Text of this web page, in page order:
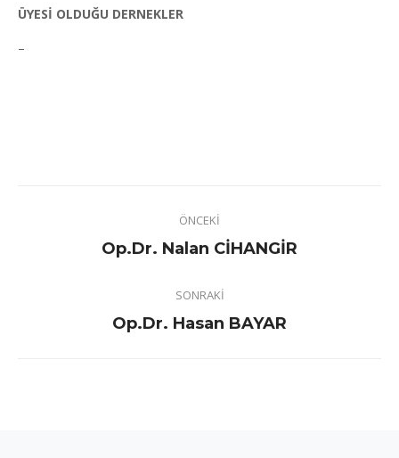
ÜYESİ OLDUĞU DERNEKLER
–
ÖNCEKI
Previous
Op.Dr. Nalan CİHANGİR
SONRAKI
Next
Op.Dr. Hasan BAYAR